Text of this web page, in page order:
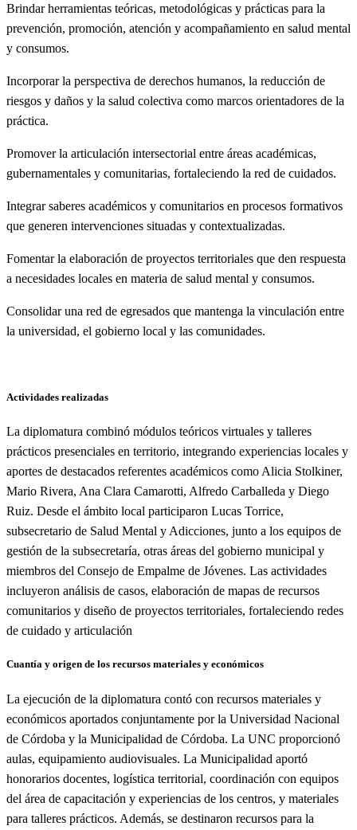
Brindar herramientas teóricas, metodológicas y prácticas para la
prevención, promoción, atención y acompañamiento en salud mental
y consumos.
Incorporar la perspectiva de derechos humanos, la reducción de
riesgos y daños y la salud colectiva como marcos orientadores de la
práctica.
Promover la articulación intersectorial entre áreas académicas,
gubernamentales y comunitarias, fortaleciendo la red de cuidados.
Integrar saberes académicos y comunitarios en procesos formativos
que generen intervenciones situadas y contextualizadas.
Fomentar la elaboración de proyectos territoriales que den respuesta
a necesidades locales en materia de salud mental y consumos.
Consolidar una red de egresados que mantenga la vinculación entre
la universidad, el gobierno local y las comunidades.
Actividades realizadas
La diplomatura combinó módulos teóricos virtuales y talleres
prácticos presenciales en territorio, integrando experiencias locales y
aportes de destacados referentes académicos como Alicia Stolkiner,
Mario Rivera, Ana Clara Camarotti, Alfredo Carballeda y Diego
Ruiz. Desde el ámbito local participaron Lucas Torrice,
subsecretario de Salud Mental y Adicciones, junto a los equipos de
gestión de la subsecretaría, otras áreas del gobierno municipal y
miembros del Consejo de Empalme de Jóvenes. Las actividades
incluyeron análisis de casos, elaboración de mapas de recursos
comunitarios y diseño de proyectos territoriales, fortaleciendo redes
de cuidado y articulación
Cuantía y origen de los recursos materiales y económicos
La ejecución de la diplomatura contó con recursos materiales y
económicos aportados conjuntamente por la Universidad Nacional
de Córdoba y la Municipalidad de Córdoba. La UNC proporcionó
aulas, equipamiento audiovisuales. La Municipalidad aportó
honorarios docentes, logística territorial, coordinación con equipos
del área de capacitación y experiencias de los centros, y materiales
para talleres prácticos. Además, se destinaron recursos para la